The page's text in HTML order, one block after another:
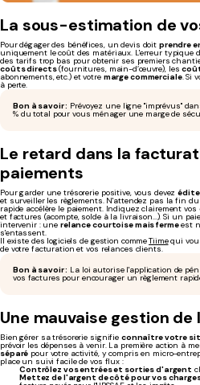
La sous-estimation de
Pour dégager des bénéfices, un devis doit prendre
uniquement le coût des matériaux. L'erreur typique
des tarifs trop bas pour obtenir ses premiers
coûts directs(fournitures, main-d’œuvre), les
abonnements, etc.) et votre marge commerciale. Si
à perte.
Bon à savoir : Prévoyez une ligne "imprévus"
% du total pour vous ménager une marge de
Le retard dans la
paiements
Pour garder une trésorerie positive, vous devez
et surveiller les règlements. N'attendez pas la fin
rapide accélère le paiement. Indiquez clairement vos
et factures (acompte, solde à la livraison...). Si un
intervenir : une relance courtoise mais fermeest
s'entassent.
Il existe des logiciels de gestion commeTiimequi
de votre facturation et vos relances clients.
Bon à savoir : La loi autorise l'application de
vos factures pour encourager un règlement
Une mauvaise gestion
Bien gérer sa trésorerie signifie connaître votre
prévoir les dépenses à venir. La première action à
séparé pour votre activité, y compris en micro-
place un suivi facile de vos flux :
Contrôlez vos entrées et sorties d'argent
Mettez de l'argent de côté pour vos